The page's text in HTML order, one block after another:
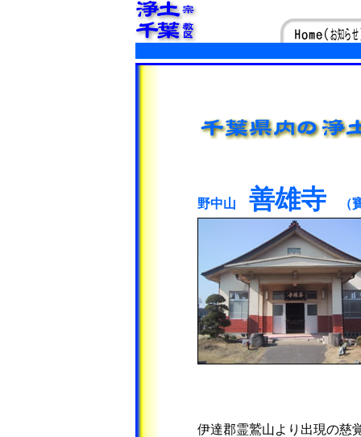
野中山 善雄寺（
伊達郡霊鷲山より出現の慈